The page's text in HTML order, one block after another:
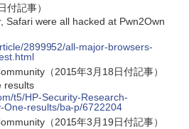
付記事）
Safari were all hacked at Pwn2Own
2899952/all-major-browsers-
（2015年3月18日付記事）
results
t5/HP-Security-Research-
One-results/ba-p/6722204
（2015年3月19日付記事）